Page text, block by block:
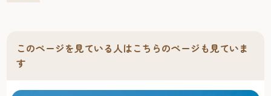
このページを見ている人はこちらのページも見ていま
す